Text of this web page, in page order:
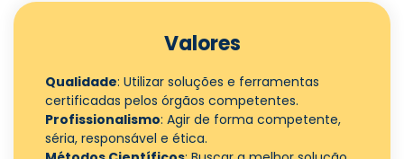
Valores
Qualidade: Utilizar soluções e ferramentas
certificadas pelos órgãos competentes.
Profissionalismo: Agir de forma competente,
séria, responsável e ética.